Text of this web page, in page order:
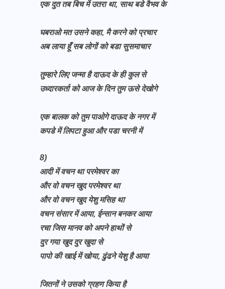
एक दुत तब बिच में उतरा था, साथ बडे वैभव के
घबराओ मत उसने कहा, मै करने को प्रचार
अब लाया हूँ सब लोगों को बडा सुसमाचार
तुम्हारे लिए जन्मा है दाऊद के ही कुल से
उध्दारकर्ता को आज के दिन तुम ऊसे देखोगे
एक बालक को तुम पाओगे दाऊद के नगर में
कपडे में लिपटा हुआ और पडा चरनी में
8)
आदी में वचन था परमेश्वर का
और वो वचन खुद परमेश्वर था
और वो वचन खुद येशु मसिह था
वचन संसार में आया, ईन्सान बनकर आया
रचा जिस मानव को अपने हाथों से
दुर गया खुद दुर खुदा से
पापो की खाई में खोया, ढुंढने येशु है आया
जितनों ने उसको ग्रहण किया है